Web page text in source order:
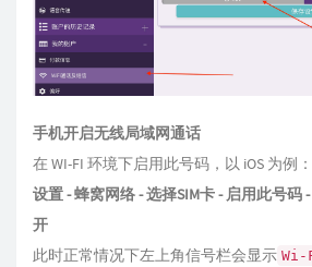
手机开启无线局域网通话
在 WI-FI 环境下启用此号码，以 iOS 为例：
设置 - 蜂窝网络 - 选择SIM卡 - 启用此号码
开
此时正常情况下左上角信号栏会显示